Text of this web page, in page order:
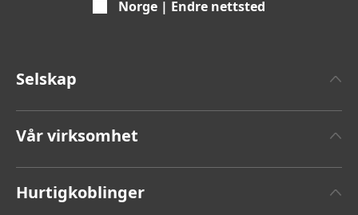
Norge | Endre nettsted
Selskap
Årsmeldinger
Vår virksomhet
Hurtigkoblinger